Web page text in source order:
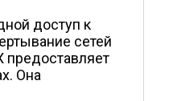
доступ к
сетей
предоставляет
Она